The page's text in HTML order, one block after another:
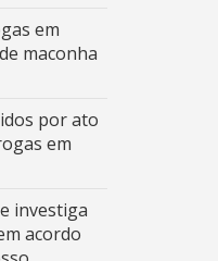
em
maconha
por ato
em
investiga
acordo